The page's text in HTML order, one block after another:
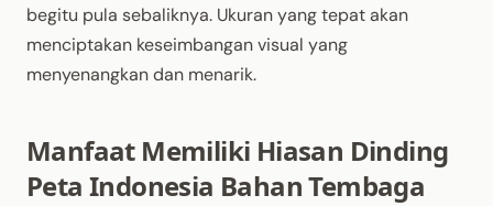
begitu pula sebaliknya. Ukuran yang tepat akan
menciptakan keseimbangan visual yang
menyenangkan dan menarik.
Manfaat Memiliki Hiasan Dinding
Peta Indonesia Bahan Tembaga